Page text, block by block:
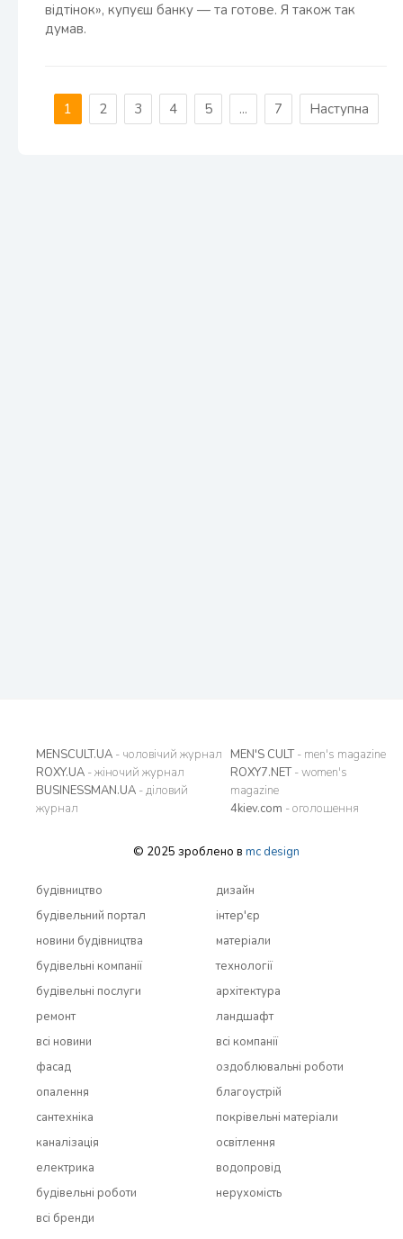
відтінок», купуєш банку — та готове. Я також так
думав.
1 2 3 4 5 ... 7 Наступна
MENSCULT.UA - чоловічий журнал
ROXY.UA - жіночий журнал
BUSINESSMAN.UA - діловий
журнал
MEN'S CULT- men's magazine
ROXY7.NET- women's
magazine
4kiev.com - оголошення
© 2025 зроблено в mc design
будівництво
будівельний портал
новини будівництва
будівельні компанії
будівельні послуги
ремонт
всi новини
дизайн
інтер'єр
матеріали
технології
архітектура
ландшафт
всi компанії
фасад
опалення
сантехніка
каналізація
електрика
будівельні роботи
всi бренди
оздоблювальні роботи
благоустрій
покрівельні матеріали
освітлення
водопровід
нерухомість